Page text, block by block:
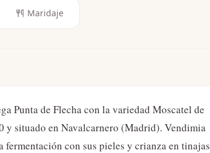
Maridaje
Punta de Flecha con la variedad Moscatel de
y situado en Navalcarnero (Madrid). Vendimia
con sus pieles y crianza en tinajas